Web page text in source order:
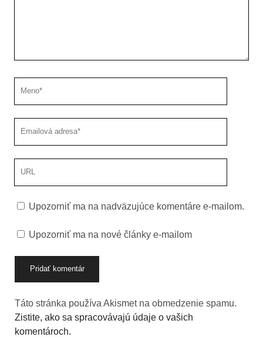
Upozorniť ma na nadväzujúce komentáre e-mailom.
Upozorniť ma na nové články e-mailom
Táto stránka používa Akismet na obmedzenie spamu.
Zistite, ako sa spracovávajú údaje o vašich
komentároch.